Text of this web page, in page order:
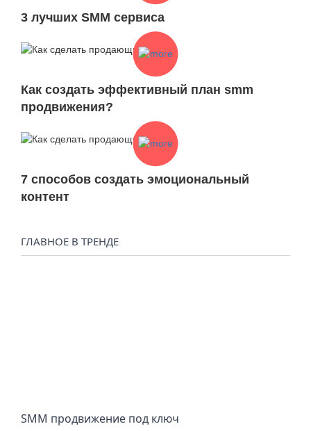
3 лучших SMM сервиса
Как создать эффективный план smm
продвижения?
7 способов создать эмоциональный
контент
ГЛАВНОЕ В ТРЕНДЕ
SMM продвижение под ключ